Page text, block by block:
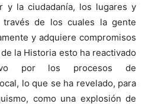
y la ciudadanía, los lugares y
través de los cuales la gente
y adquiere compromisos
la Historia esto ha reactivado
por los procesos de
lo que se ha revelado, para
como una explosión de